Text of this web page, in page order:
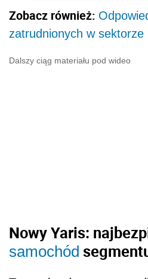
Zobacz również:
zatrudnionych w sektorze
Dalszy ciąg materiału pod wideo
Nowy Yaris:
samochód